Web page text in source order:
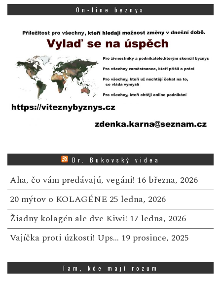
On-line byznys
Dr. Bukovský videa
Aha, čo vám predávajú, vegáni! 16 března, 2026
20 mýtov o KOLAGÉNE 25 ledna, 2026
Žiadny kolagén ale dve Kiwi! 17 ledna, 2026
Vajíčka proti úzkosti! Ups… 19 prosince, 2025
Tam, kde mají rozum